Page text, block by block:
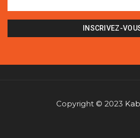
Copyright © 2023